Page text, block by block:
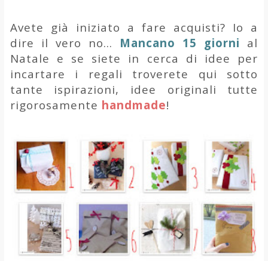
Avete già iniziato a fare acquisti? Io a
dire il vero no... Mancano 15 giorni al
Natale e se siete in cerca di idee per
incartare i regali troverete qui sotto
tante ispirazioni, idee originali tutte
rigorosamente handmade!